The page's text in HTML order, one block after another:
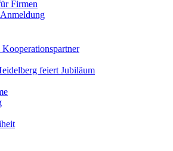
Firmen
feiert Jubiläum